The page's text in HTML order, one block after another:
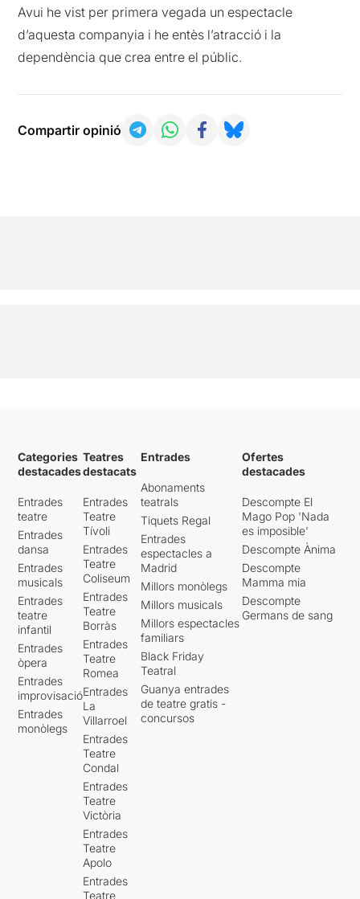
Avui he vist per primera vegada un espectacle
d’aquesta companyia i he entès l’atracció i la
dependència que crea entre el públic.
Compartir opinió
Categories
destacades
Entrades
teatre
Entrades
dansa
Entrades
musicals
Entrades
teatre
infantil
Entrades
òpera
Entrades
improvisació
Entrades
monòlegs
Teatres
destacats
Entrades
Teatre
Tívoli
Entrades
Teatre
Coliseum
Entrades
Teatre
Borràs
Entrades
Teatre
Romea
Entrades
La
Villarroel
Entrades
Teatre
Condal
Entrades
Teatre
Victòria
Entrades
Teatre
Apolo
Entrades
Teatre
Entrades
Abonaments
teatrals
Tiquets Regal
Entrades
espectacles a
Madrid
Millors monòlegs
Millors musicals
Millors espectacles
familiars
Black Friday
Teatral
Guanya entrades
de teatre gratis -
concursos
Ofertes
destacades
Descompte El
Mago Pop 'Nada
es imposible'
Descompte Ànima
Descompte
Mamma mia
Descompte
Germans de sang